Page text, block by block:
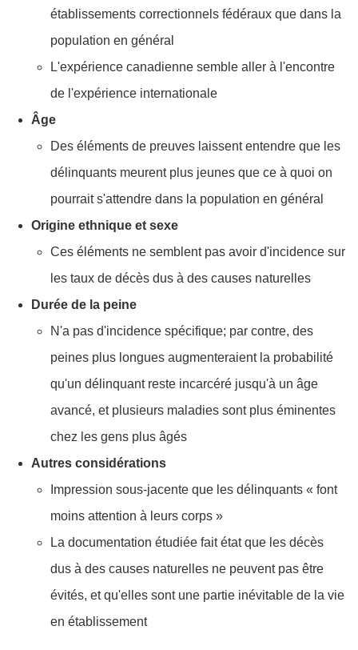
établissements correctionnels fédéraux que dans la
population en général
L'expérience canadienne semble aller à l'encontre
de l'expérience internationale
Âge
Des éléments de preuves laissent entendre que les
délinquants meurent plus jeunes que ce à quoi on
pourrait s'attendre dans la population en général
Origine ethnique et sexe
Ces éléments ne semblent pas avoir d'incidence sur
les taux de décès dus à des causes naturelles
Durée de la peine
N'a pas d'incidence spécifique; par contre, des
peines plus longues augmenteraient la probabilité
qu'un délinquant reste incarcéré jusqu'à un âge
avancé, et plusieurs maladies sont plus éminentes
chez les gens plus âgés
Autres considérations
Impression sous-jacente que les délinquants « font
moins attention à leurs corps »
La documentation étudiée fait état que les décès
dus à des causes naturelles ne peuvent pas être
évités, et qu'elles sont une partie inévitable de la vie
en établissement